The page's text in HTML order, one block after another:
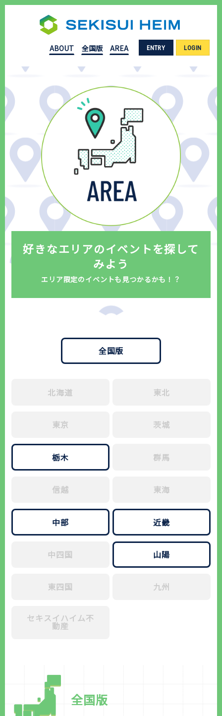
ABOUT 全国版 AREA ENTRY LOGIN
好きなエリアのイベントを探して
みよう
エリア限定のイベントも見つかるかも！？
全国版
北海道 東北
東京 茨城
栃木 群馬
信越 東海
中部 近畿
中四国 山陽
東四国 九州
セキスイハイム不
動産
全国版